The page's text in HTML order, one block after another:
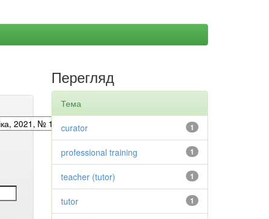
Перегляд
Тема
1
curator
1
professional training
1
teacher (tutor)
1
tutor